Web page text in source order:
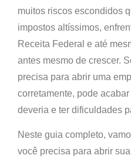
muitos riscos escondidos
impostos altíssimos,
Receita Federal e até
antes mesmo de crescer.
precisa para abrir uma
corretamente, pode
deveria e ter dificuldades
Neste guia completo,
você precisa para abrir